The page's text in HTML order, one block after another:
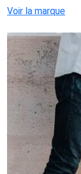
Voir la marque